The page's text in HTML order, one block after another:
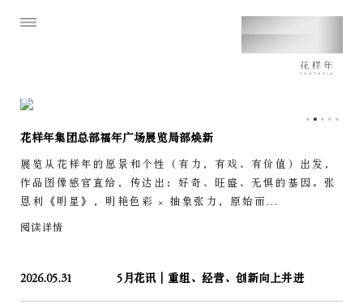
花样年集团总部福年广场展览局部焕新
展览从花样年的愿景和个性（有力，有戏、有价值）出发，
作品图像感官直给，传达出：好奇、旺盛、无惧的基因。张
恩利《明星》，明艳色彩 × 抽象张力，原始而...
阅读详情
2026.05.31 5月花讯｜重组、经营、创新向上并进